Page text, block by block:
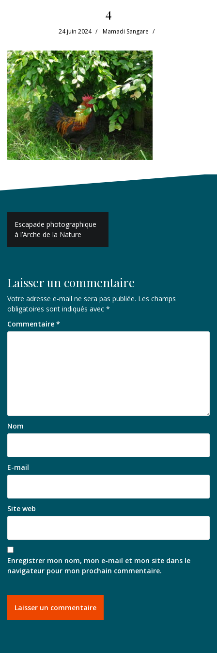
4
24 juin 2024 Mamadi Sangare
Navigation
de
l’article
Escapade photographique
à l’Arche de la Nature
Laisser un commentaire
Votre adresse e-mail ne sera pas publiée. Les champs
obligatoires sont indiqués avec *
Commentaire *
Nom
E-mail
Site web
Enregistrer mon nom, mon e-mail et mon site dans le
navigateur pour mon prochain commentaire.